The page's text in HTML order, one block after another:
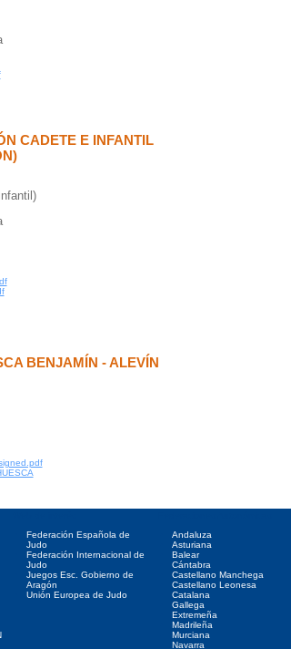
CADETE E INFANTIL
BENJAMÍN - ALEVÍN
Federación Española de
Judo
Federación Internacional de
Judo
Juegos Esc. Gobierno de
Aragón
Unión Europea de Judo
Andaluza
Asturiana
Balear
Cántabra
Castellano Manchega
Castellano Leonesa
Catalana
Gallega
Extremeña
Madrileña
Murciana
Navarra